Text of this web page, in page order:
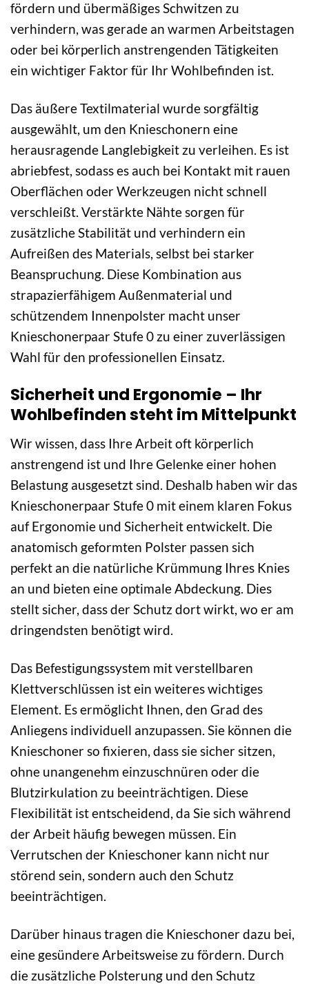
fördern und übermäßiges Schwitzen zu
verhindern, was gerade an warmen Arbeitstagen
oder bei körperlich anstrengenden Tätigkeiten
ein wichtiger Faktor für Ihr Wohlbefinden ist.
Das äußere Textilmaterial wurde sorgfältig
ausgewählt, um den Knieschonern eine
herausragende Langlebigkeit zu verleihen. Es ist
abriebfest, sodass es auch bei Kontakt mit rauen
Oberflächen oder Werkzeugen nicht schnell
verschleißt. Verstärkte Nähte sorgen für
zusätzliche Stabilität und verhindern ein
Aufreißen des Materials, selbst bei starker
Beanspruchung. Diese Kombination aus
strapazierfähigem Außenmaterial und
schützendem Innenpolster macht unser
Knieschonerpaar Stufe 0 zu einer zuverlässigen
Wahl für den professionellen Einsatz.
Sicherheit und Ergonomie – Ihr
Wohlbefinden steht im Mittelpunkt
Wir wissen, dass Ihre Arbeit oft körperlich
anstrengend ist und Ihre Gelenke einer hohen
Belastung ausgesetzt sind. Deshalb haben wir das
Knieschonerpaar Stufe 0 mit einem klaren Fokus
auf Ergonomie und Sicherheit entwickelt. Die
anatomisch geformten Polster passen sich
perfekt an die natürliche Krümmung Ihres Knies
an und bieten eine optimale Abdeckung. Dies
stellt sicher, dass der Schutz dort wirkt, wo er am
dringendsten benötigt wird.
Das Befestigungssystem mit verstellbaren
Klettverschlüssen ist ein weiteres wichtiges
Element. Es ermöglicht Ihnen, den Grad des
Anliegens individuell anzupassen. Sie können die
Knieschoner so fixieren, dass sie sicher sitzen,
ohne unangenehm einzuschnüren oder die
Blutzirkulation zu beeinträchtigen. Diese
Flexibilität ist entscheidend, da Sie sich während
der Arbeit häufig bewegen müssen. Ein
Verrutschen der Knieschoner kann nicht nur
störend sein, sondern auch den Schutz
beeinträchtigen.
Darüber hinaus tragen die Knieschoner dazu bei,
eine gesündere Arbeitsweise zu fördern. Durch
die zusätzliche Polsterung und den Schutz